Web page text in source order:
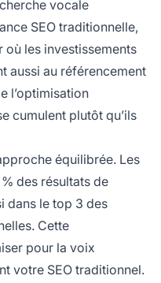
vocale
SEO traditionnelle,
les investissements
aussi au référencement
l’optimisation
cumulent plutôt qu’ils
équilibrée. Les
des résultats de
dans le top 3 des
Cette
pour la voix
votre SEO traditionnel.